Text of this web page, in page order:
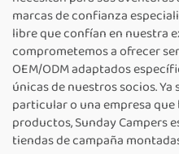
marcas de confianza
libre que confían en nuestra
comprometemos a ofrecer
OEM/ODM adaptados
únicas de nuestros socios.
particular o una empresa
productos, Sunday Campers
tiendas de campaña